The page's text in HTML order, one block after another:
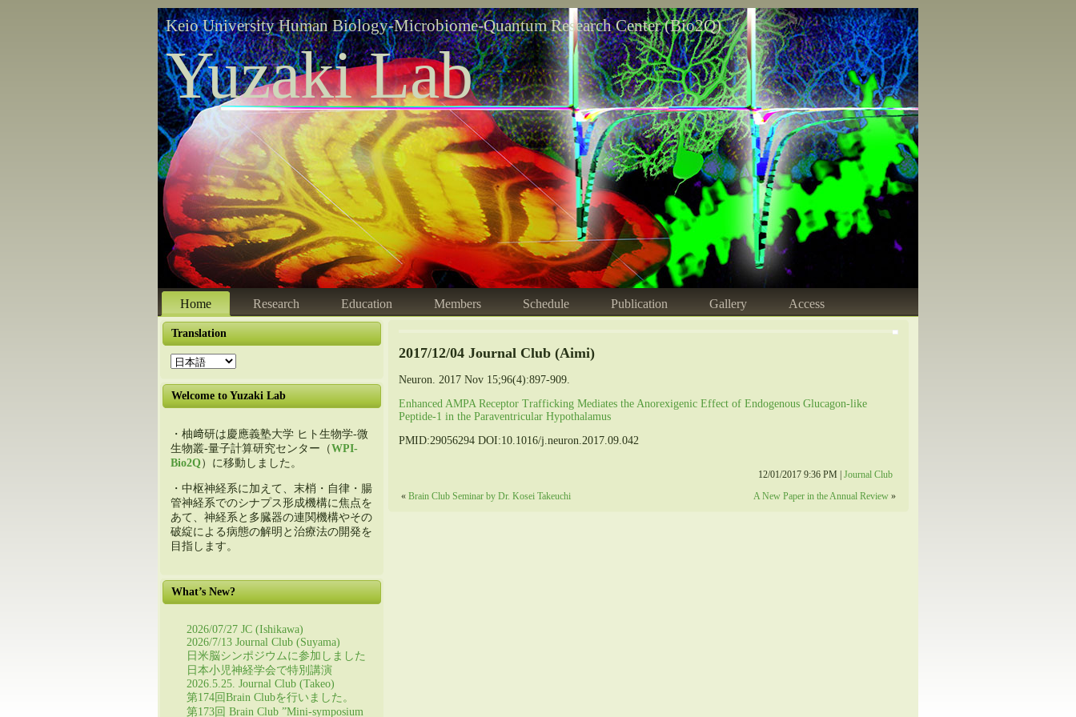
Keio University Human Biology-Microbiome-Quantum Research Center (Bio2Q)
Yuzaki Lab
Home Research Education Members Schedule Publication Gallery Access
Translation
Welcome to Yuzaki Lab
・柚﨑研は慶應義塾大学 ヒト生物学-微
生物叢-量子計算研究センター（WPI-
Bio2Q）に移動しました。
・中枢神経系に加えて、末梢・自律・腸
管神経系でのシナプス形成機構に焦点を
あて、神経系と多臓器の連関機構やその
破綻による病態の解明と治療法の開発を
目指します。
What’s New?
2026/07/27 JC (Ishikawa)
2026/7/13 Journal Club (Suyama)
日米脳シンポジウムに参加しました
日本小児神経学会で特別講演
2026.5.25. Journal Club (Takeo)
第174回Brain Clubを行いました。
第173回 Brain Club ”Mini-symposium
2017/12/04 Journal Club (Aimi)
Neuron. 2017 Nov 15;96(4):897-909.
Enhanced AMPA Receptor Trafficking Mediates the Anorexigenic Effect of Endogenous Glucagon-like
Peptide-1 in the Paraventricular Hypothalamus
PMID:29056294 DOI:10.1016/j.neuron.2017.09.042
12/01/2017 9:36 PM |Journal Club
« Brain Club Seminar by Dr. Kosei Takeuchi A New Paper in the Annual Review»